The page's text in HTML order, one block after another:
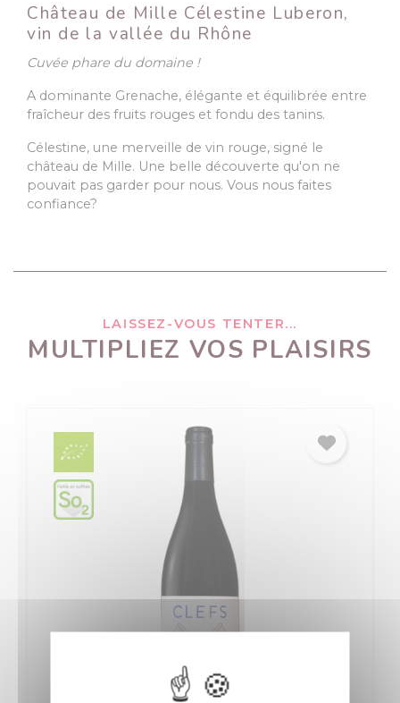
Château de Mille Célestine Luberon,
vin de la vallée du Rhône
Cuvée phare du domaine !
A dominante Grenache, élégante et équilibrée entre
fraîcheur des fruits rouges et fondu des tanins.
Célestine, une merveille de vin rouge, signé le
château de Mille. Une belle découverte qu'on ne
pouvait pas garder pour nous. Vous nous faites
confiance?
LAISSEZ-VOUS TENTER...
MULTIPLIEZ VOS PLAISIRS